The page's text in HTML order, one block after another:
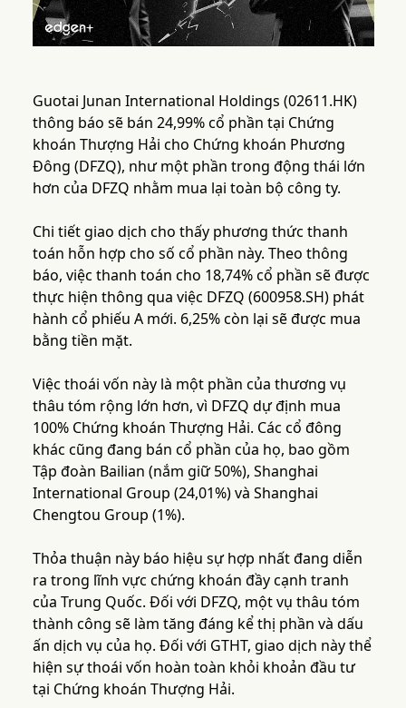
Guotai Junan International Holdings (02611.HK)
thông báo sẽ bán 24,99% cổ phần tại Chứng
khoán Thượng Hải cho Chứng khoán Phương
Đông (DFZQ), như một phần trong động thái lớn
hơn của DFZQ nhằm mua lại toàn bộ công ty.
Chi tiết giao dịch cho thấy phương thức thanh
toán hỗn hợp cho số cổ phần này. Theo thông
báo, việc thanh toán cho 18,74% cổ phần sẽ được
thực hiện thông qua việc DFZQ (600958.SH) phát
hành cổ phiếu A mới. 6,25% còn lại sẽ được mua
bằng tiền mặt.
Việc thoái vốn này là một phần của thương vụ
thâu tóm rộng lớn hơn, vì DFZQ dự định mua
100% Chứng khoán Thượng Hải. Các cổ đông
khác cũng đang bán cổ phần của họ, bao gồm
Tập đoàn Bailian (nắm giữ 50%), Shanghai
International Group (24,01%) và Shanghai
Chengtou Group (1%).
Thỏa thuận này báo hiệu sự hợp nhất đang diễn
ra trong lĩnh vực chứng khoán đầy cạnh tranh
của Trung Quốc. Đối với DFZQ, một vụ thâu tóm
thành công sẽ làm tăng đáng kể thị phần và dấu
ấn dịch vụ của họ. Đối với GTHT, giao dịch này thể
hiện sự thoái vốn hoàn toàn khỏi khoản đầu tư
tại Chứng khoán Thượng Hải.